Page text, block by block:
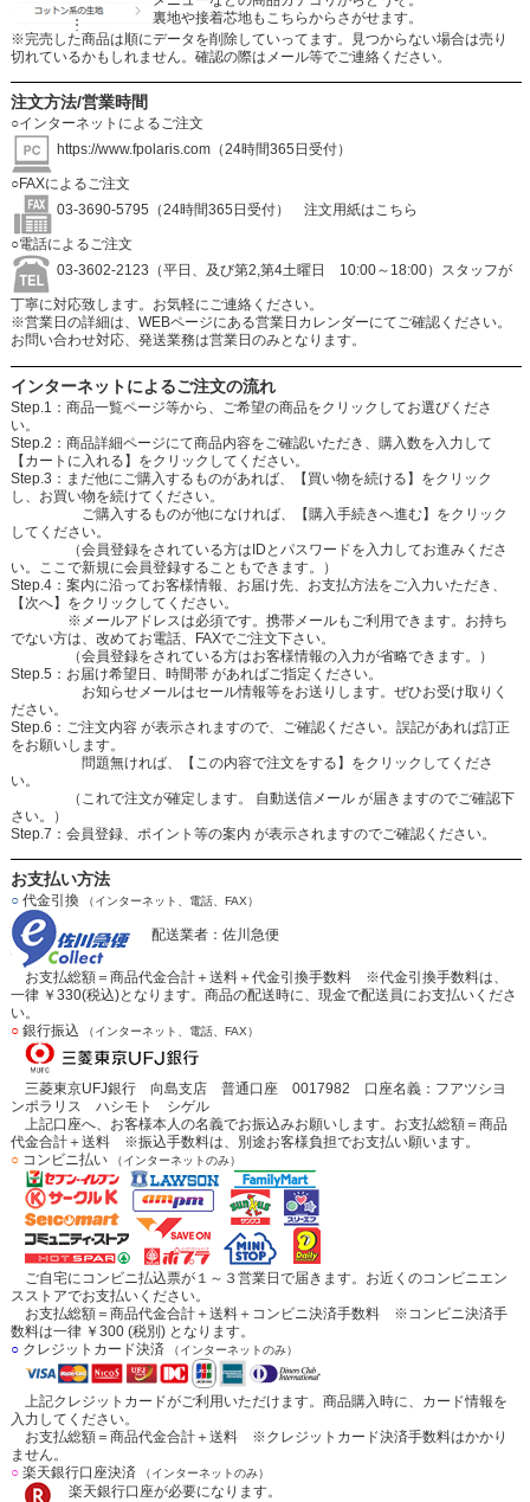
裏地や接着芯地もこちらからさがせます。
※完売した商品は順にデータを削除していってます。見つからない場合は売り
切れているかもしれません。確認の際はメール等でご連絡ください。
注文方法/営業時間
○インターネットによるご注文
https://www.fpolaris.com（24時間365日受付）
○FAXによるご注文
03-3690-5795（24時間365日受付）
注文用紙はこちら
○電話によるご注文
03-3602-2123（平日、及び第2,第4土曜日 10:00～18:00）スタッフが
丁寧に対応致します。お気軽にご連絡ください。
※営業日の詳細は、WEBページにある営業日カレンダーにてご確認ください。
お問い合わせ対応、発送業務は営業日のみとなります。
インターネットによるご注文の流れ
Step.1：商品一覧ページ等から、ご希望の商品をクリックしてお選びくださ
い。
Step.2：商品詳細ページにて商品内容をご確認いただき、購入数を入力して
【カートに入れる】をクリックしてください。
Step.3：まだ他にご購入するものがあれば、【買い物を続ける】をクリック
し、お買い物を続けてください。
ご購入するものが他になければ、【購入手続きへ進む】をクリック
してください。
（会員登録をされている方はIDとパスワードを入力してお進みくださ
い。ここで新規に会員登録することもできます。）
Step.4：案内に沿ってお客様情報、お届け先、お支払方法をご入力いただき、
【次へ】をクリックしてください。
※メールアドレスは必須です。携帯メールもご利用できます。お持ち
でない方は、改めてお電話、FAXでご注文下さい。
（会員登録をされている方はお客様情報の入力が省略できます。）
Step.5：お届け希望日、時間帯 があればご指定ください。
お知らせメールはセール情報等をお送りします。ぜひお受け取りく
ださい。
Step.6：ご注文内容 が表示されますので、ご確認ください。誤記があれば訂正
をお願いします。
問題無ければ、【この内容で注文をする】をクリックしてくださ
い。
（これで注文が確定します。 自動送信メール が届きますのでご確認下
さい。）
Step.7：会員登録、ポイント等の案内 が表示されますのでご確認ください。
お支払い方法
○代金引換 （インターネット、電話、FAX）
配送業者：佐川急便
お支払総額＝商品代金合計＋送料＋代金引換手数料 ※代金引換手数料は、
一律 ￥330(税込)となります。商品の配送時に、現金で配送員にお支払いくださ
い。
○銀行振込 （インターネット、電話、FAX）
三菱東京UFJ銀行 向島支店 普通口座 0017982 口座名義：フアツシヨ
ンポラリス ハシモト シゲル
上記口座へ、お客様本人の名義でお振込みお願いします。お支払総額＝商品
代金合計＋送料 ※振込手数料は、別途お客様負担でお支払い願います。
○コンビニ払い （インターネットのみ）
ご自宅にコンビニ払込票が１～３営業日で届きます。お近くのコンビニエン
スストアでお支払いください。
お支払総額＝商品代金合計＋送料＋コンビニ決済手数料 ※コンビニ決済手
数料は一律 ￥300 (税別) となります。
○クレジットカード決済 （インターネットのみ）
上記クレジットカードがご利用いただけます。商品購入時に、カード情報を
入力してください。
お支払総額＝商品代金合計＋送料 ※クレジットカード決済手数料はかかり
ません。
○楽天銀行口座決済 （インターネットのみ）
楽天銀行口座が必要になります。